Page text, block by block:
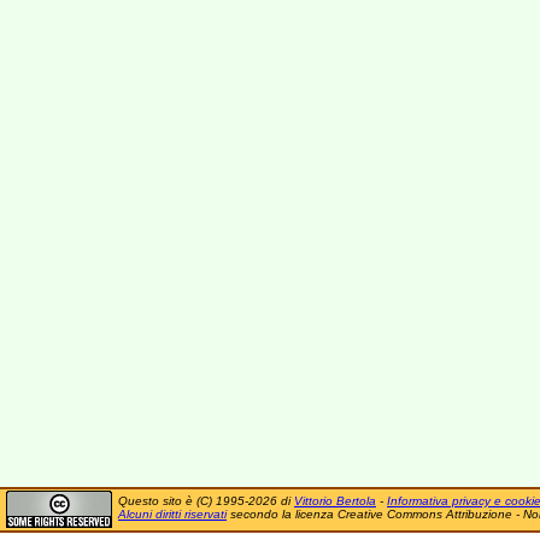
Questo sito è (C) 1995-2026 di Vittorio Bertola - Informativa privacy e cookie
Alcuni diritti riservatisecondo la licenza Creative Commons Attribuzione -